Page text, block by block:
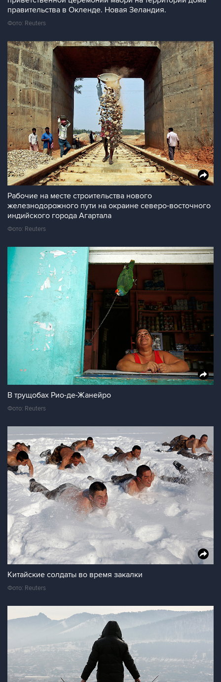
правительства в Окленде. Новая Зеландия.
Фото: Reuters
Рабочие на месте строительства нового
железнодорожного пути на окраине северо-восточного
индийского города Агартала
Фото: Reuters
В трущобах Рио-де-Жанейро
Фото: Reuters
Китайские солдаты во время закалки
Фото: Reuters